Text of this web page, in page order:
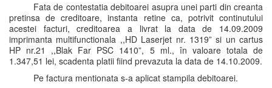
Fata de contestatia debitoarei asupra unei parti din creanta
pretinsa de creditoare, instanta retine ca, potrivit continutului
acestei facturi, creditoarea a livrat la data de 14.09.2009
imprimanta multifunctionala ,,HD Laserjet nr. 1319” si un cartus
HP nr.21 ,,Blak Far PSC 1410”, 5 ml., în valoare totala de
1.347,51 lei, scadenta platii fiind prevazuta la data de 14.10.2009.
Pe factura mentionata s-a aplicat stampila debitoarei.